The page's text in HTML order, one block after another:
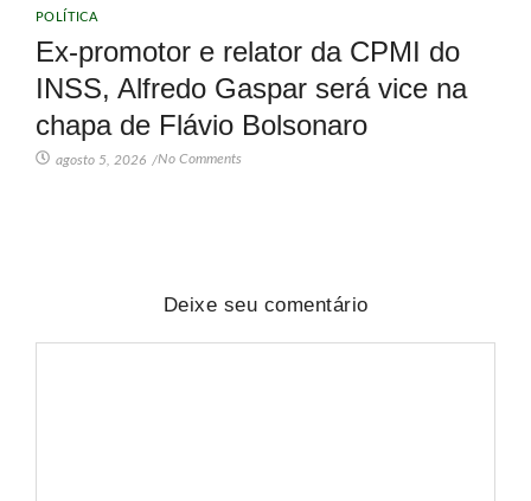
POLÍTICA
Ex-promotor e relator da CPMI do
INSS, Alfredo Gaspar será vice na
chapa de Flávio Bolsonaro
agosto 5, 2026 /No Comments
Deixe seu comentário